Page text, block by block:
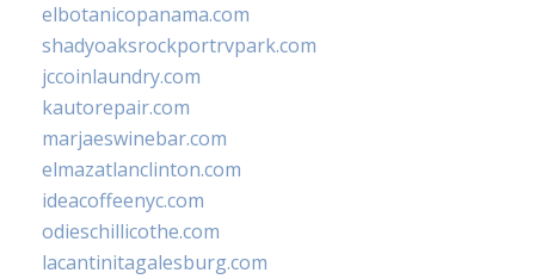
elbotanicopanama.com
shadyoaksrockportrvpark.com
jccoinlaundry.com
kautorepair.com
marjaeswinebar.com
elmazatlanclinton.com
ideacoffeenyc.com
odieschillicothe.com
lacantinitagalesburg.com